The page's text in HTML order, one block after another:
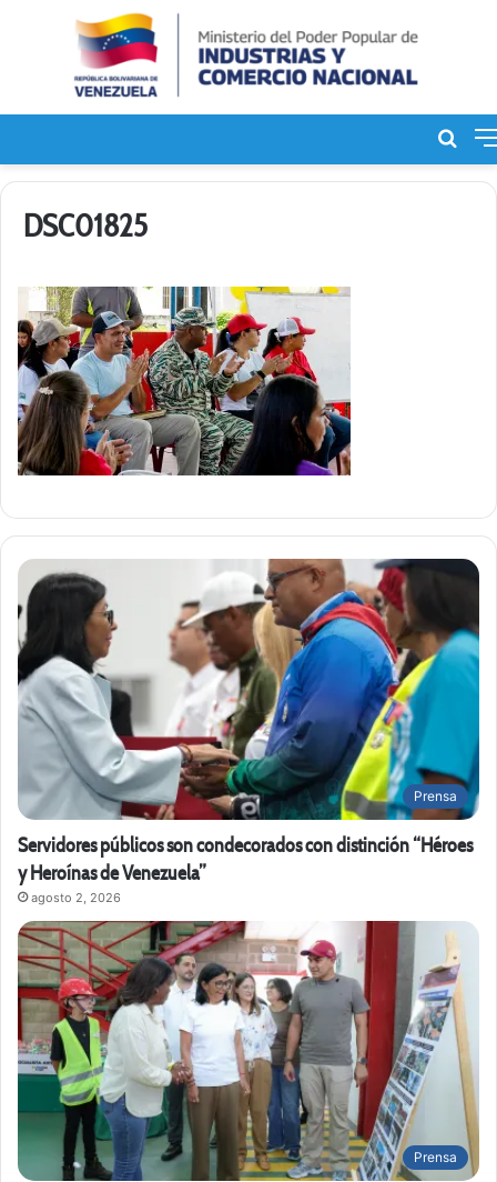
de
DSC01825
Prensa
Servidores públicos son condecorados con distinción “Héroes
y Heroínas de Venezuela”
agosto 2, 2026
Prensa